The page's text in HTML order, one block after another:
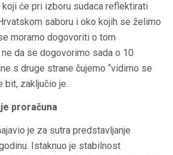
će pri izboru sudaca reflektirati
saboru i oko kojih se želimo
moramo dogovoriti o tom
da se dogovorimo sada o 10
s druge strane čujemo “vidimo se
bit, zaključio je.
proračuna
je za sutra predstavljanje
Istaknuo je stabilnost